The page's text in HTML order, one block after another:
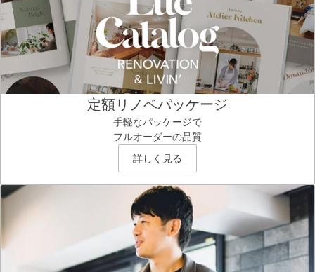
定額リノベパッケージ
手軽なパッケージで
フルオーダーの品質
詳しく見る